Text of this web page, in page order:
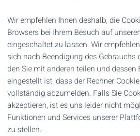
Wir empfehlen Ihnen deshalb, die
Browsers bei Ihrem Besuch auf
eingeschaltet zu lassen. Wir
sich nach Beendigung des Gebrauchs
den Sie mit anderen teilen und dessen
eingestellt ist, dass der Rechner
vollständig abzumelden. Falls Sie
akzeptieren, ist es uns leider nicht
Funktionen und Services unserer
zu stellen.